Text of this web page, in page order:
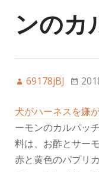
ンのカ
69178jBJ
犬がハーネスを嫌
ーモンのカルパッ
料は、お酢とサー
赤と黄色のパプリ